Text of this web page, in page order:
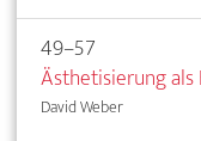
49–57
Ästhetisierung
David Weber